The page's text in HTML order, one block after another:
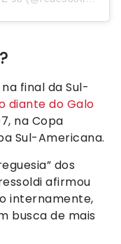
final da Sul-
diante do Galo
na Copa
Sul-Americana.
dos
afirmou
internamente,
busca de mais